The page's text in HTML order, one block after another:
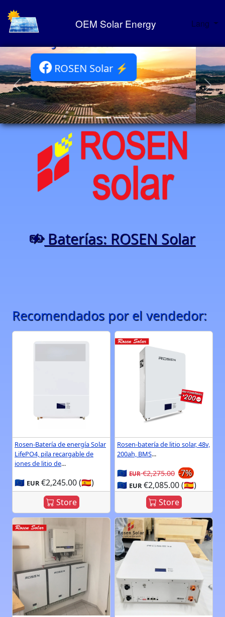
OEM Solar Energy Lang
ROSEN Solar Portfolio ⚡
Baterías: ROSEN Solar
Recomendados por el vendedor:
Rosen-Batería de energía Solar
LifePO4, pila recargable de
iones de litio de...
🇪🇺 EUR€2,245.00 (🇪🇸)
Store
Rosen-batería de litio solar, 48v,
200ah, BMS...
🇪🇺 EUR€2,275.00 -7%
🇪🇺 EUR€2,085.00 (🇪🇸)
Store